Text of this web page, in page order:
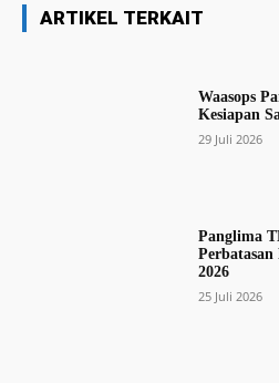
ARTIKEL TERKAIT
Waasops
Kesiapan
29 Juli 2026
Panglima
2026
25 Juli 2026